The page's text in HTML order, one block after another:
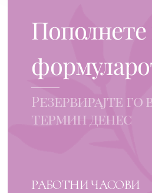
Пополнете
Резервирајте
термин денес
РАБОТНИ ЧАСОВИ